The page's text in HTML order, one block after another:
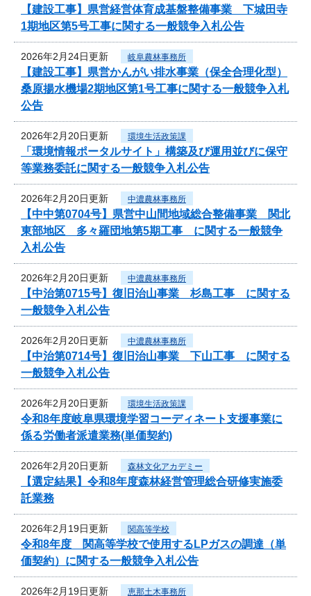
【建設工事】県営経営体育成基盤整備事業 下城田寺
1期地区第5号工事に関する一般競争入札公告
2026年2月24日更新 岐阜農林事務所
【建設工事】県営かんがい排水事業（保全合理化型）
桑原揚水機場2期地区第1号工事に関する一般競争入札
公告
2026年2月20日更新 環境生活政策課
「環境情報ポータルサイト」構築及び運用並びに保守
等業務委託に関する一般競争入札公告
2026年2月20日更新 中濃農林事務所
【中中第0704号】県営中山間地域総合整備事業 関北
東部地区 多々羅団地第5期工事 に関する一般競争
入札公告
2026年2月20日更新 中濃農林事務所
【中治第0715号】復旧治山事業 杉島工事 に関する
一般競争入札公告
2026年2月20日更新 中濃農林事務所
【中治第0714号】復旧治山事業 下山工事 に関する
一般競争入札公告
2026年2月20日更新 環境生活政策課
令和8年度岐阜県環境学習コーディネート支援事業に
係る労働者派遣業務(単価契約)
2026年2月20日更新 森林文化アカデミー
【選定結果】令和8年度森林経営管理総合研修実施委
託業務
2026年2月19日更新 関高等学校
令和8年度 関高等学校で使用するLPガスの調達（単
価契約）に関する一般競争入札公告
2026年2月19日更新 恵那土木事務所